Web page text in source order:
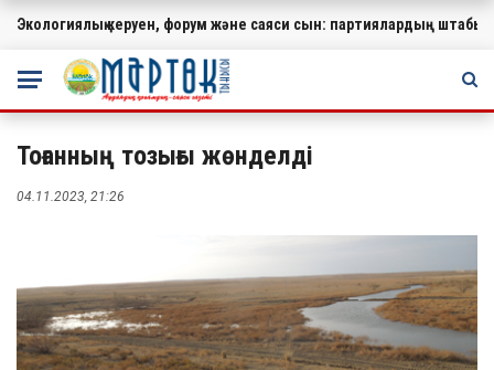
МАҢЫЗДЫ
Экологиялық керуен, форум және саяси сын: партиялардың
Тоғанның тозығы жөнделді
04.11.2023, 21:26